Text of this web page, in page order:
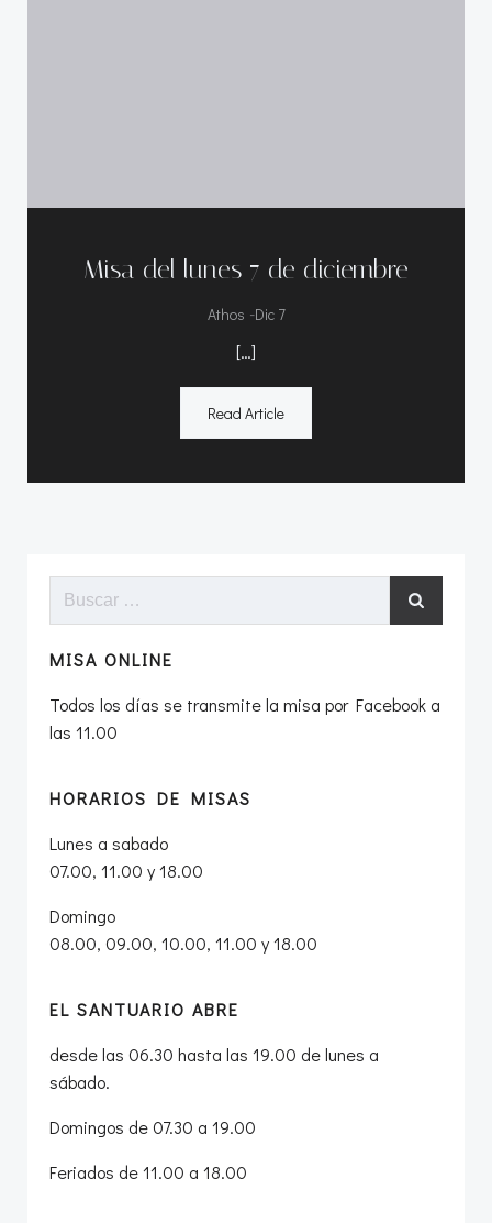
Misa del lunes 7 de diciembre
Athos -Dic 7
[…]
Read Article
Buscar:
MISA ONLINE
Todos los días se transmite la misa por Facebook a
las 11.00
HORARIOS DE MISAS
Lunes a sabado
07.00, 11.00 y 18.00
Domingo
08.00, 09.00, 10.00, 11.00 y 18.00
EL SANTUARIO ABRE
desde las 06.30 hasta las 19.00 de lunes a
sábado.
Domingos de 07.30 a 19.00
Feriados de 11.00 a 18.00